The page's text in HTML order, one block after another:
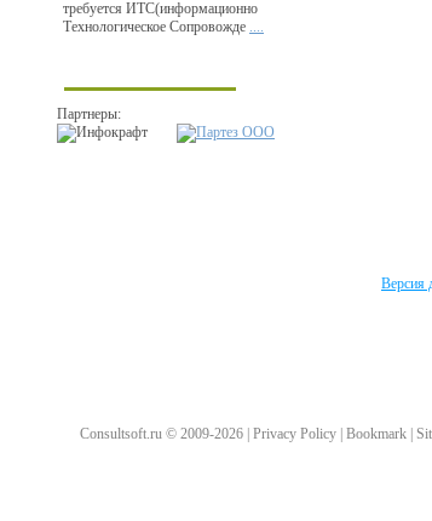
требуется ИТС(информационно
Технологическое Сопровожде ....
Партнеры:
Версия
Consultsoft.ru © 2009-2026 | Privacy Policy | Bookmark |